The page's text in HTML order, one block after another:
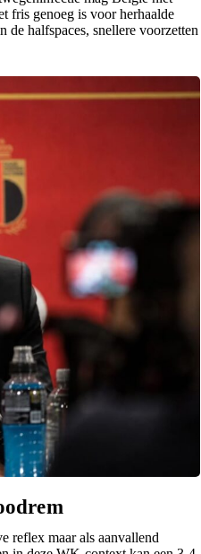
fris genoeg is voor herhaalde
de halfspaces, snellere voorzetten
reflex maar als aanvallend